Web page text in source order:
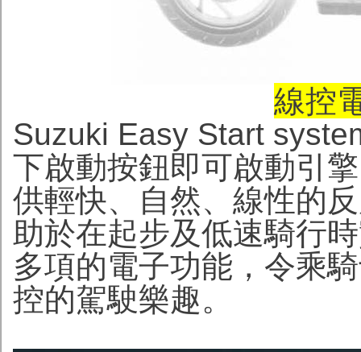
線控
Suzuki Easy Start
下啟動按鈕即可啟動引
供輕快、自然、線性的
助於在起步及低速騎行
多項的電子功能，令乘
控的駕駛樂趣。